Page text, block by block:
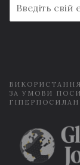
m
a
ЗА УМОВИ